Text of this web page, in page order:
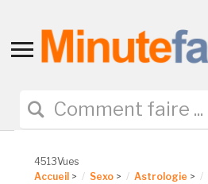
Toggle
navigation
4513Vues
Accueil > Sexo > Astrologie >